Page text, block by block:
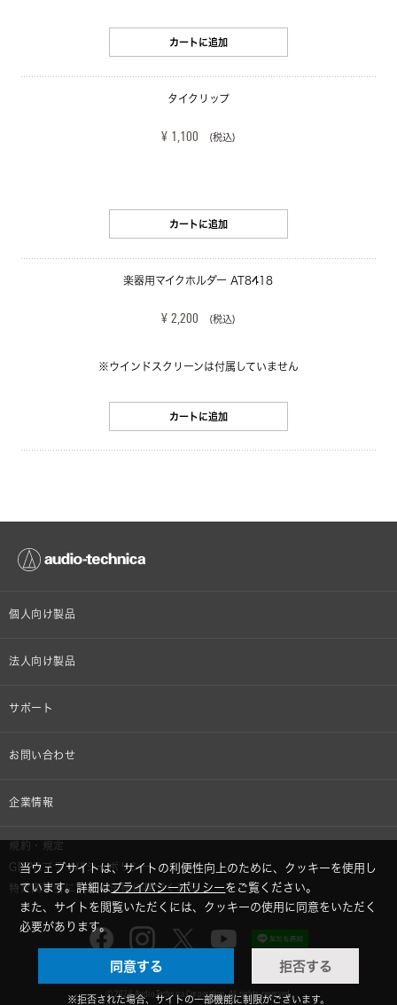
カートに追加
タイクリップ
¥ 1,100 (税込)
カートに追加
楽器用マイクホルダー AT8418
¥ 2,200 (税込)
※ウインドスクリーンは付属していません
カートに追加
個人向け製品
オンラインストア限定
車載製品
部品/付属品
法人向け製品
設備音響機器
半導体レーザー応用製品
サポート
個人向け製品サポート
お問い合わせ
その他、メディア 取材関連等のお問い合わせ
企業情報
株式会社オーディオテクニカ
採用情報
GLOBAL-オーディオテクニカ
audio-technica MIMIO
規約・規定
GDPRプライバシーポリシー
特定商取引に関する法律に基づく表示
© 2026 Audio-Technica Corporation. All rights reserved.
当ウェブサイトは、サイトの利便性向上のために、クッキーを使用し
ています。詳細はプライバシーポリシーをご覧ください。
また、サイトを閲覧いただくには、クッキーの使用に同意をいただく
必要があります。
同意する 拒否する
※拒否された場合、サイトの一部機能に制限がございます。